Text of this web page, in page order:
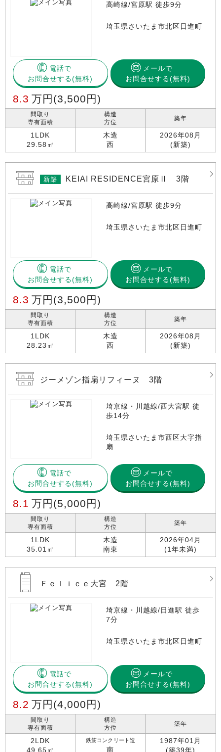
高崎線/宮原駅 徒歩9分
埼玉県さいたま市北区日進町
電話で
お問合せする
メールで
お問合せする(無料)
8.3 万円 (3,500円)
間取り
専有面積
1LDK
29.58㎡
構造
方位
木造
西
築年
2026年08月
(新築)
新築 KEIAI RESIDENCE宮原Ⅱ 3階
高崎線/宮原駅 徒歩9分
埼玉県さいたま市北区日進町
電話で
お問合せする
メールで
お問合せする(無料)
8.3 万円 (3,500円)
間取り
専有面積
1LDK
28.23㎡
構造
方位
木造
西
築年
2026年08月
(新築)
ジーメゾン指扇リフィーヌ 3階
埼京線・川越線/西大宮駅 徒
歩14分
埼玉県さいたま市西区大字指
扇
電話で
お問合せする
メールで
お問合せする(無料)
8.1 万円 (5,000円)
間取り
専有面積
1LDK
35.01㎡
構造
方位
木造
南東
築年
2026年04月
(1年未満)
Ｆｅｌｉｃｅ大宮 2階
埼京線・川越線/日進駅 徒歩
7分
埼玉県さいたま市北区日進町
電話で
お問合せする
メールで
お問合せする(無料)
8.2 万円 (4,000円)
間取り
専有面積
2LDK
49.65㎡
構造
方位
鉄筋コンクリート造
南
築年
1987年01月
(築39年)